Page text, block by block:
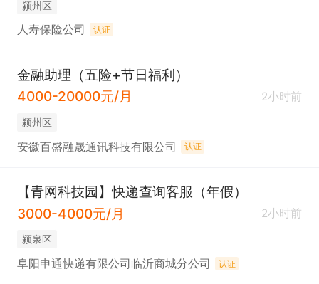
颍州区
人寿保险公司 认证
金融助理（五险+节日福利）
4000-20000元/月
2小时前
颍州区
安徽百盛融晟通讯科技有限公司 认证
【青网科技园】快递查询客服（年假）
3000-4000元/月
2小时前
颍泉区
阜阳申通快递有限公司临沂商城分公司 认证